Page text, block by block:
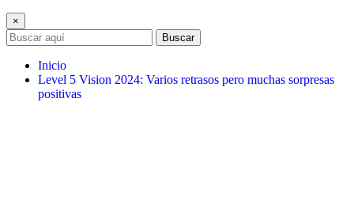
×
Buscar
Inicio
Level 5 Vision 2024: Varios retrasos pero muchas sorpresas
positivas